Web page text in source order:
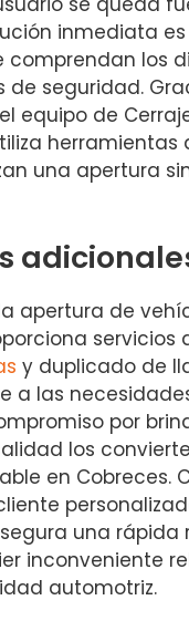
inmediata
comprendan los
de seguridad.
equipo de
herramientas
una apertura
apertura de
servicios
y duplicado de
a las
por
los
en Cobreces.
una rápida
inconveniente
automotriz.